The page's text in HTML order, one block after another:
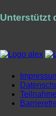
Unterstützt